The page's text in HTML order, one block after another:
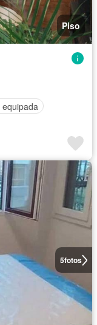
Piso
5fotos